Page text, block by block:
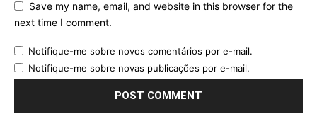
Save my name, email, and website in this browser for the
next time I comment.
Notifique-me sobre novos comentários por e-mail.
Notifique-me sobre novas publicações por e-mail.